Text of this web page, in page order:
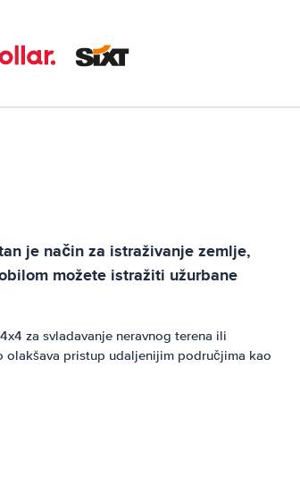
je način za istraživanje zemlje,
možete istražiti užurbane
za svladavanje neravnog terena ili
olakšava pristup udaljenijim područjima kao